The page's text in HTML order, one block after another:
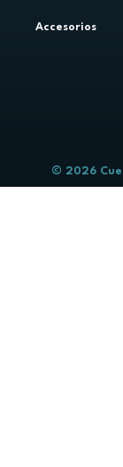
Accesorios
© 2026